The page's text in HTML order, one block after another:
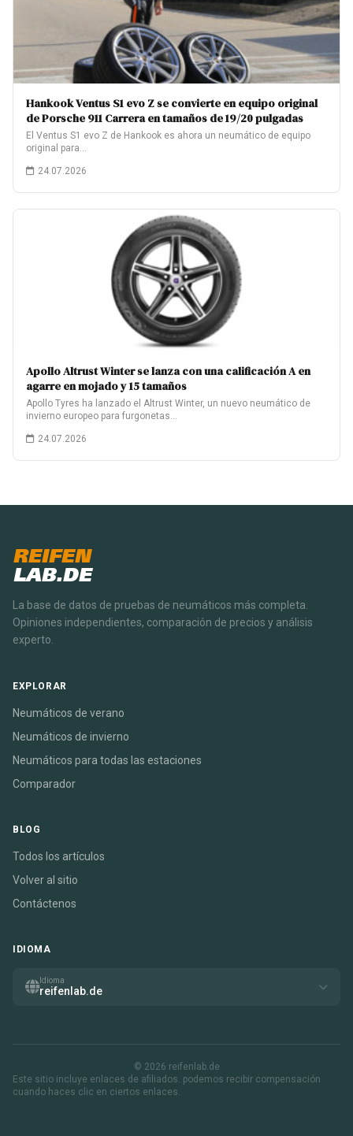
Hankook Ventus S1 evo Z se convierte en equipo original
de Porsche 911 Carrera en tamaños de 19/20 pulgadas
El Ventus S1 evo Z de Hankook es ahora un neumático de equipo
original para…
24.07.2026
Apollo Altrust Winter se lanza con una calificación A en
agarre en mojado y 15 tamaños
Apollo Tyres ha lanzado el Altrust Winter, un nuevo neumático de
invierno europeo para furgonetas…
24.07.2026
REIFEN
LAB.DE
La base de datos de pruebas de neumáticos más completa.
Opiniones independientes, comparación de precios y análisis
experto.
EXPLORAR
Neumáticos de verano
Neumáticos de invierno
Neumáticos para todas las estaciones
Comparador
BLOG
Todos los artículos
Volver al sitio
Contáctenos
IDIOMA
Idioma
reifenlab.de
© 2026 reifenlab.de
Este sitio incluye enlaces de afiliados. podemos recibir compensación
cuando haces clic en ciertos enlaces.